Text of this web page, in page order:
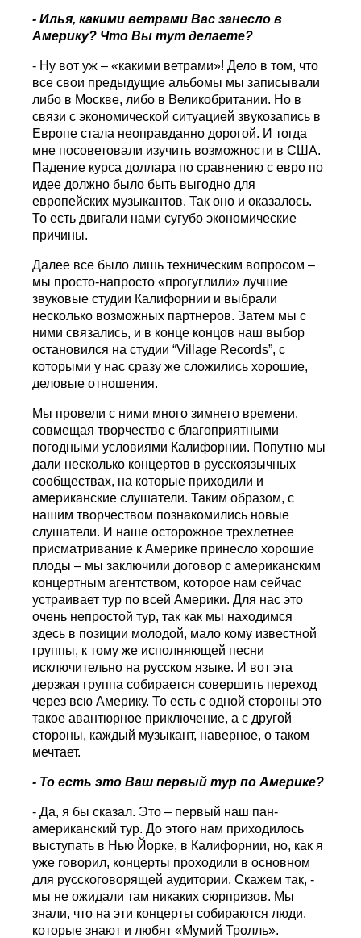
- Илья, какими ветрами Вас занесло в
Америку? Что Вы тут делаете?
- Ну вот уж – «какими ветрами»! Дело в том, что
все свои предыдущие альбомы мы записывали
либо в Москве, либо в Великобритании. Но в
связи с экономической ситуацией звукозапись в
Европе стала неоправданно дорогой. И тогда
мне посоветовали изучить возможности в США.
Падение курса доллара по сравнению с евро по
идее должно было быть выгодно для
европейских музыкантов. Так оно и оказалось.
То есть двигали нами сугубо экономические
причины.
Далее все было лишь техническим вопросом –
мы просто-напросто «прогуглили» лучшие
звуковые студии Калифорнии и выбрали
несколько возможных партнеров. Затем мы с
ними связались, и в конце концов наш выбор
остановился на студии “Village Records”, с
которыми у нас сразу же сложились хорошие,
деловые отношения.
Мы провели с ними много зимнего времени,
совмещая творчество с благоприятными
погодными условиями Калифорнии. Попутно мы
дали несколько концертов в русскоязычных
сообществах, на которые приходили и
американские слушатели. Таким образом, с
нашим творчеством познакомились новые
слушатели. И наше осторожное трехлетнее
присматривание к Америке принесло хорошие
плоды – мы заключили договор с американским
концертным агентством, которое нам сейчас
устраивает тур по всей Америки. Для нас это
очень непростой тур, так как мы находимся
здесь в позиции молодой, мало кому известной
группы, к тому же исполняющей песни
исключительно на русском языке. И вот эта
дерзкая группа собирается совершить переход
через всю Америку. То есть с одной стороны это
такое авантюрное приключение, а с другой
стороны, каждый музыкант, наверное, о таком
мечтает.
- То есть это Ваш первый тур по Америке?
- Да, я бы сказал. Это – первый наш пан-
американский тур. До этого нам приходилось
выступать в Нью Йорке, в Калифорнии, но, как я
уже говорил, концерты проходили в основном
для русскоговорящей аудитории. Скажем так, -
мы не ожидали там никаких сюрпризов. Мы
знали, что на эти концерты собираются люди,
которые знают и любят «Мумий Тролль».